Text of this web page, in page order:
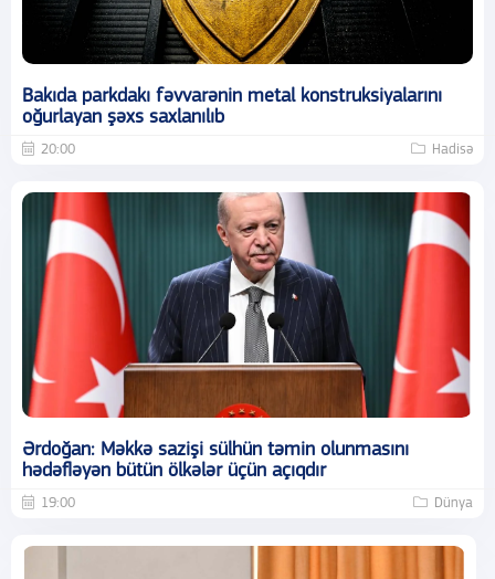
Bakıda parkdakı fəvvarənin metal konstruksiyalarını
oğurlayan şəxs saxlanılıb
20:00 Hadisə
Ərdoğan: Məkkə sazişi sülhün təmin olunmasını
hədəfləyən bütün ölkələr üçün açıqdır
19:00 Dünya